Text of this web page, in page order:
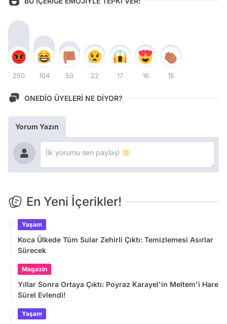
250 104 50 22 17 16 15
ONEDİO ÜYELERİ NE DİYOR?
Yorum Yazın
En Yeni İçerikler!
Yaşam
Koca Ülkede Tüm Sular Zehirli Çıktı: Temizlemesi Asırlar
Sürecek
Magazin
Yıllar Sonra Ortaya Çıktı: Poyraz Karayel'in Meltem'i Hare
Sürel Evlendi!
Yaşam